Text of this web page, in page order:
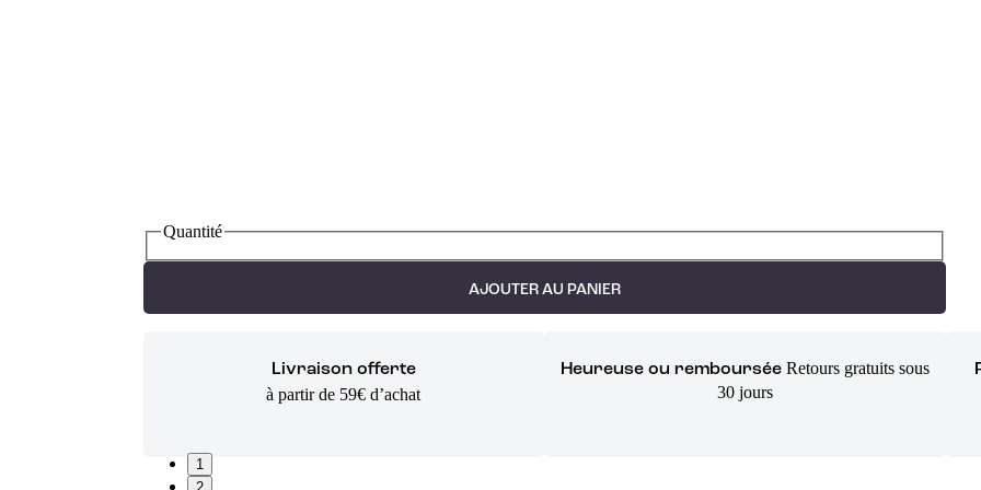
Quantité
AJOUTER AU PANIER
Livraison offerte
à partir de 59€ d’achat
Heureuse ou remboursée Retours gratuits sous
30 jours
1